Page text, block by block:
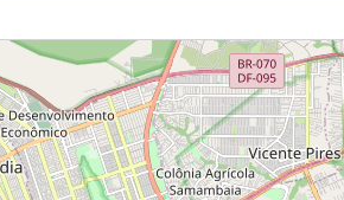
Placa Da Mercedes / Ra Viii
/ Df-075 / Ra Viii
4 / Ra Viii